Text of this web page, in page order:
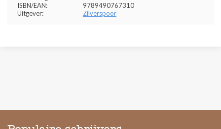
ISBN/EAN:
9789490767310
Uitgever:
Zilverspoor